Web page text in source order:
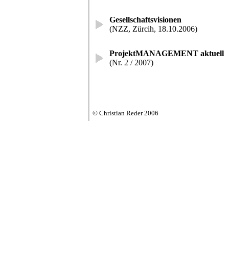
Gesellschaftsvisionen
(NZZ, Zürcih, 18.10.2006)
ProjektMANAGEMENT aktuell
(Nr. 2 / 2007)
© Christian Reder 2006